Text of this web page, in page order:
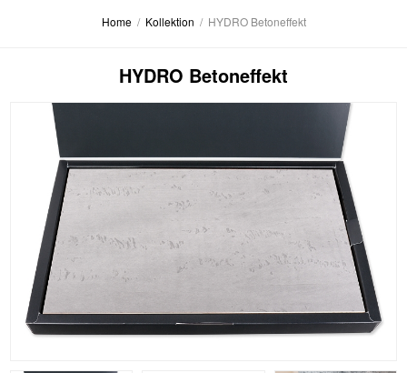
Home / Kollektion / HYDRO Betoneffekt
HYDRO Betoneffekt